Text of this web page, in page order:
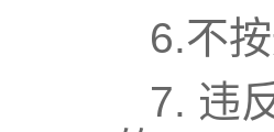
6.不
7. 违